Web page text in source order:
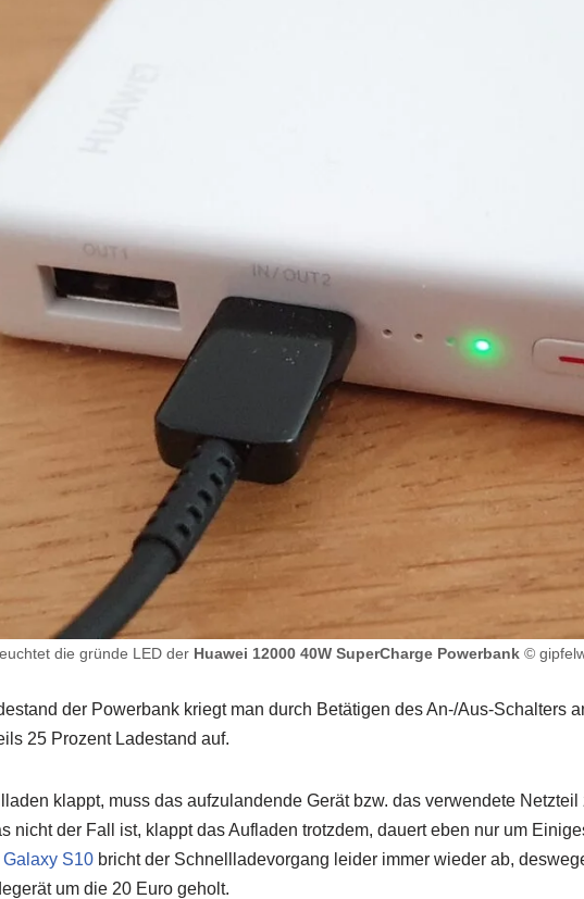
die gründe LED der Huawei 12000 40W SuperCharge Powerbank ©
der Powerbank kriegt man durch Betätigen des An-/Aus-Schalters
25 Prozent Ladestand auf.
klappt, muss das aufzulandende Gerät bzw. das verwendete
nicht der Fall ist, klappt das Aufladen trotzdem, dauert eben nur um
S10 bricht der Schnellladevorgang leider immer wieder ab,
um die 20 Euro geholt.